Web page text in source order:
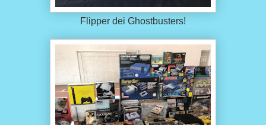
Flipper dei Ghostbusters!